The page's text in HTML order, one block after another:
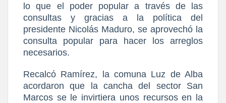
lo que el poder popular a través de las
consultas y gracias a la política del
presidente Nicolás Maduro, se aprovechó la
consulta popular para hacer los arreglos
necesarios.
Recalcó Ramírez, la comuna Luz de Alba
acordaron que la cancha del sector San
Marcos se le invirtiera unos recursos en la